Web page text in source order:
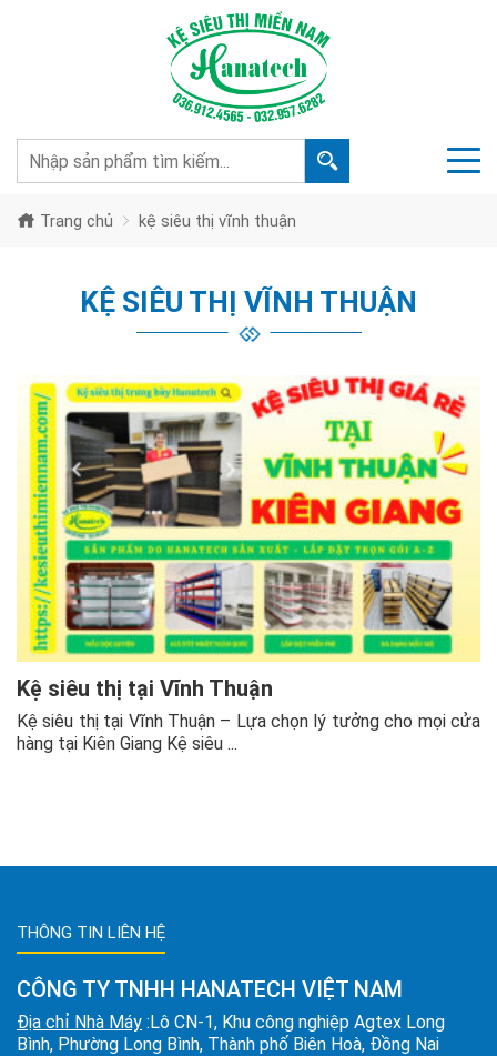
Trang chủ kệ siêu thị vĩnh thuận
KỆ SIÊU THỊ VĨNH THUẬN
Kệ siêu thị tại Vĩnh Thuận
Kệ siêu thị tại Vĩnh Thuận – Lựa chọn lý tưởng cho mọi cửa
hàng tại Kiên Giang Kệ siêu ...
THÔNG TIN LIÊN HỆ
CÔNG TY TNHH HANATECH VIỆT NAM
Địa chỉ Nhà Máy :Lô CN-1, Khu công nghiệp Agtex Long
Bình, Phường Long Bình, Thành phố Biên Hoà, Đồng Nai